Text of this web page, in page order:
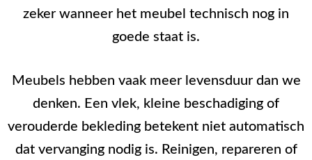
zeker wanneer het meubel technisch nog in
goede staat is.
Meubels hebben vaak meer levensduur dan we
denken. Een vlek, kleine beschadiging of
verouderde bekleding betekent niet automatisch
dat vervanging nodig is. Reinigen, repareren of